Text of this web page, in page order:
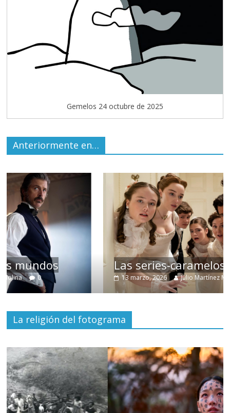
Gemelos 24 octubre de 2025
Anteriormente en…
Las series-caramelos de Shondaland
13 marzo, 2026 Julio Martínez Molina 0
La religión del fotograma